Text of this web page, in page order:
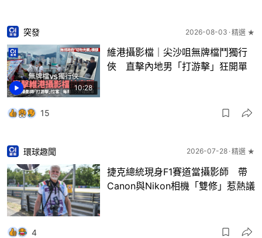
10:28
突發 2026-08-03 精選 ★
維港攝影檔｜尖沙咀無牌檔鬥獨行
俠 直擊內地男「打游擊」狂開單
15
環球趣聞 2026-07-28 精選 ★
捷克總統現身F1賽道當攝影師 帶
Canon與Nikon相機「雙修」惹熱議
4